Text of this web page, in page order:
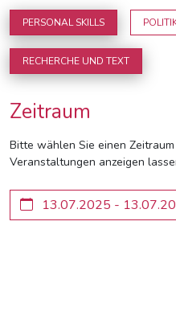
PERSONAL SKILLS
RECHERCHE UND TEXT
Zeitraum
Bitte wählen Sie einen
Veranstaltungen anzeigen